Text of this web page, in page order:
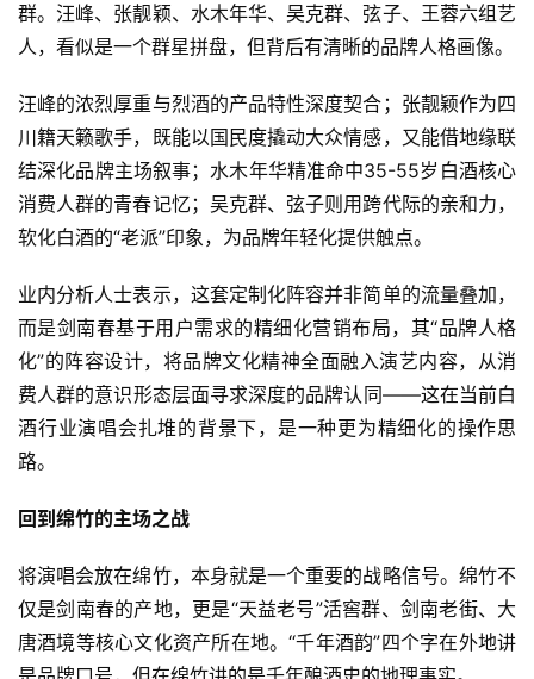
首
页
公
深
度
人
群。汪峰、张靓颖、水木年华、吴克群、弦子、王蓉六组艺
人，看似是一个群星拼盘，但背后有清晰的品牌人格画像。
汪峰的浓烈厚重与烈酒的产品特性深度契合；张靓颖作为四
川籍天籁歌手，既能以国民度撬动大众情感，又能借地缘联
结深化品牌主场叙事；水木年华精准命中35-55岁白酒核心
消费人群的青春记忆；吴克群、弦子则用跨代际的亲和力，
软化白酒的“老派”印象，为品牌年轻化提供触点。
业内分析人士表示，这套定制化阵容并非简单的流量叠加，
而是剑南春基于用户需求的精细化营销布局，其“品牌人格
化”的阵容设计，将品牌文化精神全面融入演艺内容，从消
费人群的意识形态层面寻求深度的品牌认同——这在当前白
酒行业演唱会扎堆的背景下，是一种更为精细化的操作思
路。
回到绵竹的主场之战
将演唱会放在绵竹，本身就是一个重要的战略信号。绵竹不
仅是剑南春的产地，更是“天益老号”活窖群、剑南老街、大
唐酒境等核心文化资产所在地。“千年酒韵”四个字在外地讲